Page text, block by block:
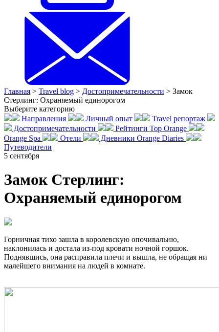
Главная > Travel blog > Достопримечательности > Замок
Стерлинг: Охраняемый единорогом
Выберите категорию
Направления
Личный опыт
Travel репортаж
Достопримечательности
Рейтинги Top Orange
Orange Spa
Отели
Дневники Orange Diaries
Путеводители
5 сентября
Замок Стерлинг:
Охраняемый единорогом
Горничная тихо зашла в королевскую опочивальню,
наклонилась и достала из-под кровати ночной горшок.
Поднявшись, она расправила плечи и вышла, не обращая ни
малейшего внимания на людей в комнате.